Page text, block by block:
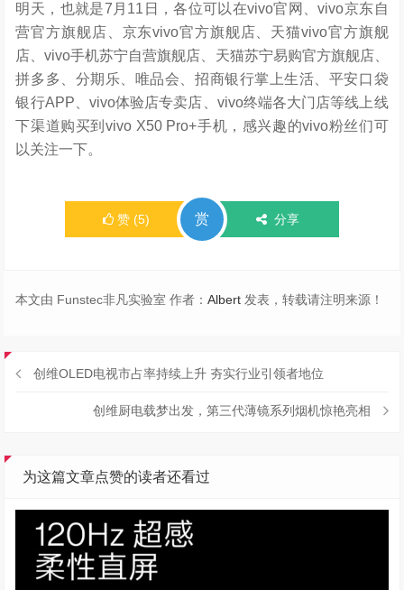
明天，也就是7月11日，各位可以在vivo官网、vivo京东自
营官方旗舰店、京东vivo官方旗舰店、天猫vivo官方旗舰
店、vivo手机苏宁自营旗舰店、天猫苏宁易购官方旗舰店、
拼多多、分期乐、唯品会、招商银行掌上生活、平安口袋
银行APP、vivo体验店专卖店、vivo终端各大门店等线上线
下渠道购买到vivo X50 Pro+手机，感兴趣的vivo粉丝们可
以关注一下。
赞 (5) 赏 分享
本文由 Funstec非凡实验室 作者：Albert 发表，转载请注明来源！
创维OLED电视市占率持续上升 夯实行业引领者地位
创维厨电载梦出发，第三代薄镜系列烟机惊艳亮相
为这篇文章点赞的读者还看过